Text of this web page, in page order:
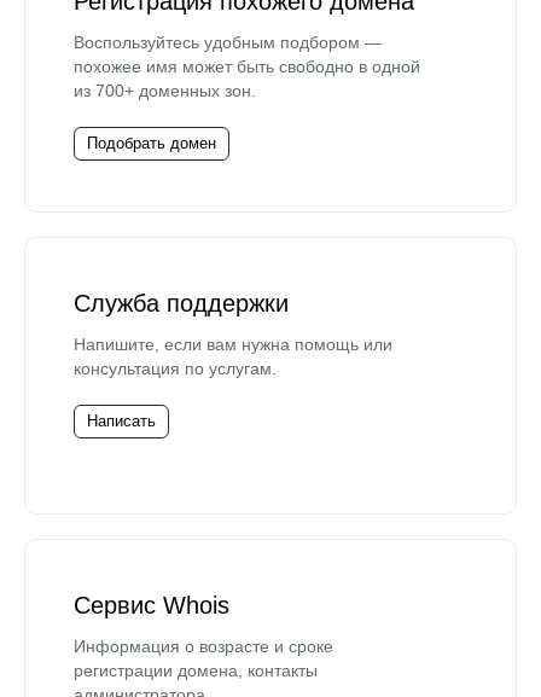
Воспользуйтесь удобным подбором —
похожее имя может быть свободно в одной
из 700+ доменных зон.
Подобрать домен
Служба поддержки
Напишите, если вам нужна помощь или
консультация по услугам.
Написать
Сервис Whois
Информация о возрасте и сроке
регистрации домена, контакты